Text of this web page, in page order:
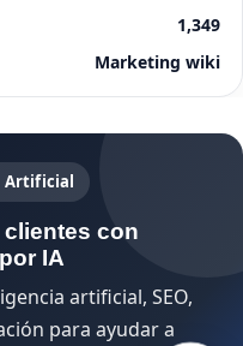
1,349
Marketing wiki
Artificial
con
IA
artificial, SEO,
para ayudar a